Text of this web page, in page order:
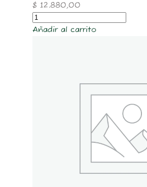
$ 12.880,00
Añadir al carrito